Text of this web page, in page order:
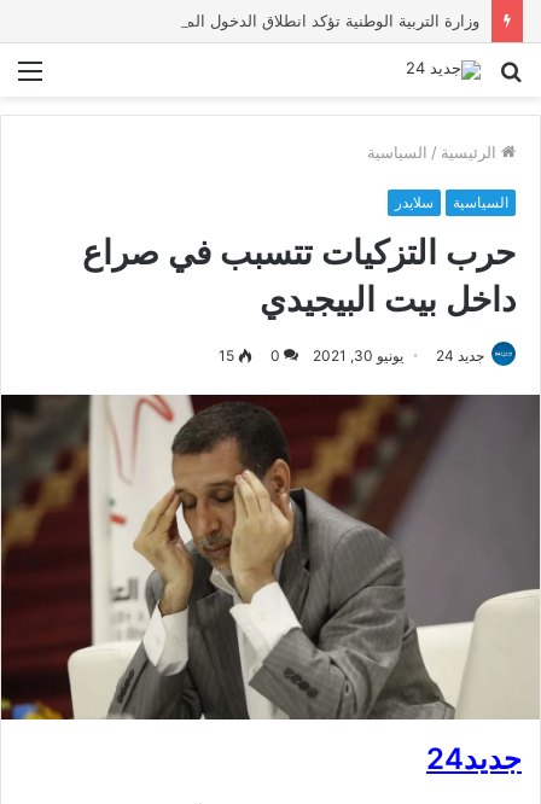
بحث
الرئيسية / السياسية
السياسية سلايدر
حرب التزكيات تتسبب في صراع
داخل بيت البيجيدي
جديد 24 يونيو 30, 2021 0
15
جديد24